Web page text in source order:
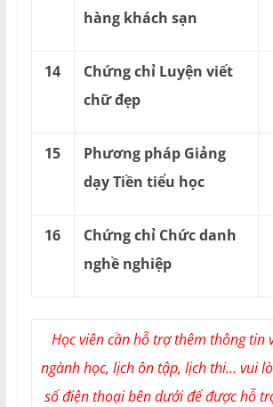
hàng khách sạn
14
Chứng chỉ Luyện viết
chữ đẹp
15
Phương pháp Giảng
dạy Tiền tiểu học
16
Chứng chỉ Chức danh
nghề nghiệp
Học viên cần hỗ trợ thêm thông tin
ngành học, lịch ôn tập, lịch thi... vui
số điện thoại bên dưới để được hỗ